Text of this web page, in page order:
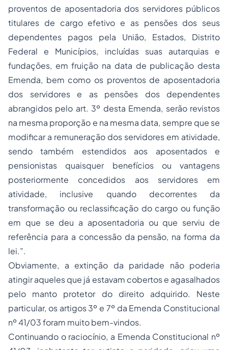
proventos de aposentadoria dos servidores públicos
titulares de cargo efetivo e as pensões dos seus
dependentes pagos pela União, Estados, Distrito
Federal e Municípios, incluídas suas autarquias e
fundações, em fruição na data de publicação desta
Emenda, bem como os proventos de aposentadoria
dos servidores e as pensões dos dependentes
abrangidos pelo art. 3º desta Emenda, serão revistos
na mesma proporção e na mesma data, sempre que se
modificar a remuneração dos servidores em atividade,
sendo também estendidos aos aposentados e
pensionistas quaisquer benefícios ou vantagens
posteriormente concedidos aos servidores em
atividade, inclusive quando decorrentes da
transformação ou reclassificação do cargo ou função
em que se deu a aposentadoria ou que serviu de
referência para a concessão da pensão, na forma da
lei.”.
Obviamente, a extinção da paridade não poderia
atingir aqueles que já estavam cobertos e agasalhados
pelo manto protetor do direito adquirido. Neste
particular, os artigos 3º e 7º da Emenda Constitucional
nº 41/03 foram muito bem-vindos.
Continuando o raciocínio, a Emenda Constitucional nº